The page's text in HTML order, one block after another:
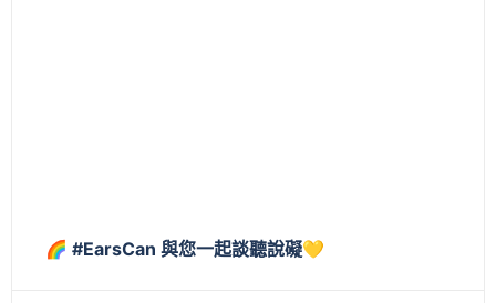
🌈 #EarsCan 與您一起談聽說礙💛